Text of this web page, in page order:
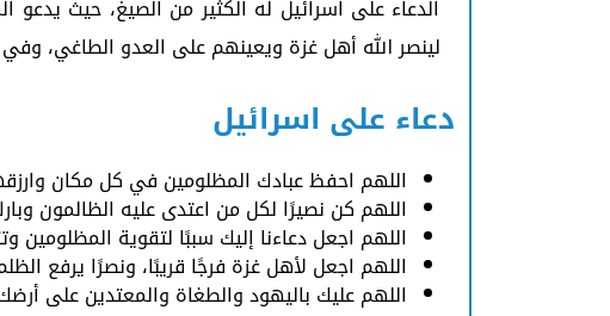
الدعاء على اسرائيل له الكثير من الصيغ، حيث
لينصر الله أهل غزة ويعينهم على العدو الطاغي، وفي
دعاء على اسرائيل
اللهم احفظ عبادك المظلومين في كل مكان
اللهم كن نصيرًا لكل من اعتدى عليه الظالمون
اللهم اجعل دعاءنا إليك سببًا لتقوية المظلومين
اللهم اجعل لأهل غزة فرجًا قريبًا، ونصرًا يرفع
اللهم عليك باليهود والطغاة والمعتدين على